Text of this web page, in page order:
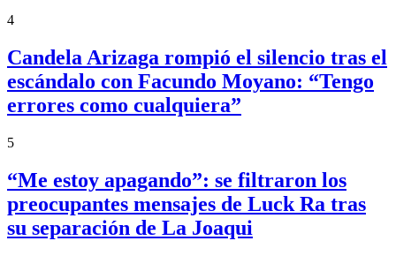
4
Candela Arizaga rompió el silencio tras el
escándalo con Facundo Moyano: “Tengo
errores como cualquiera”
5
“Me estoy apagando”: se filtraron los
preocupantes mensajes de Luck Ra tras
su separación de La Joaqui